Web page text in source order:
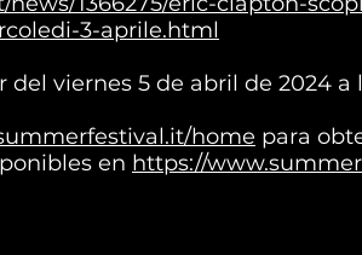
3-aprile.html
del viernes 5 de abril de 2024
home para
en https://